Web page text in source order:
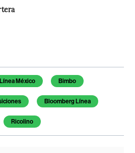
México Bimbo
Bloomberg Línea
Ricolino